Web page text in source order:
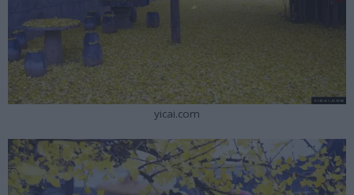
yicai.com